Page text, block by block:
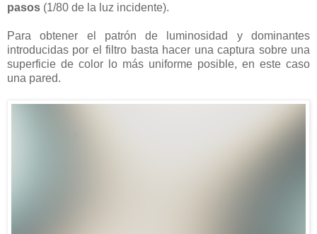
pasos (1/80 de la luz incidente).
Para obtener el patrón de luminosidad y dominantes
introducidas por el filtro basta hacer una captura sobre una
superficie de color lo más uniforme posible, en este caso
una pared.